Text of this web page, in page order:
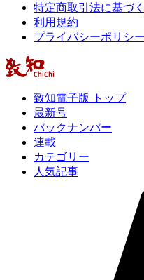
特定商取引法に基づ
利用規約
プライバシーポリシー
致知電子版 トップ
最新号
バックナンバー
連載
カテゴリー
人気記事